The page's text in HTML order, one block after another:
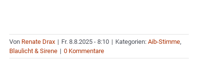
Von Renate Drax | Fr. 8.8.2025 - 8:10 | Kategorien: Aib-Stimme,
Blaulicht & Sirene | 0 Kommentare